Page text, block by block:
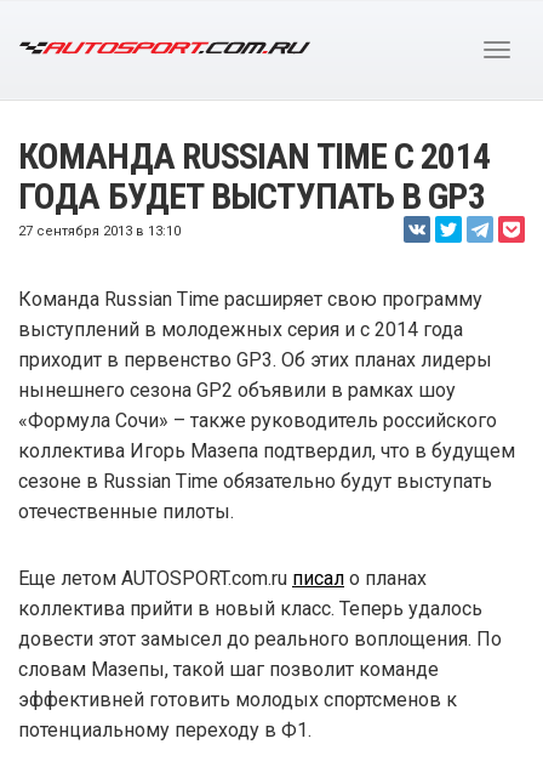
КОМАНДА RUSSIAN TIME С 2014
ГОДА БУДЕТ ВЫСТУПАТЬ В GP3
27 сентября 2013 в 13:10
Команда Russian Time расширяет свою программу
выступлений в молодежных серия и с 2014 года
приходит в первенство GP3. Об этих планах лидеры
нынешнего сезона GP2 объявили в рамках шоу
«Формула Сочи» – также руководитель российского
коллектива Игорь Мазепа подтвердил, что в будущем
сезоне в Russian Time обязательно будут выступать
отечественные пилоты.
Еще летом AUTOSPORT.com.ru писал о планах
коллектива прийти в новый класс. Теперь удалось
довести этот замысел до реального воплощения. По
словам Мазепы, такой шаг позволит команде
эффективней готовить молодых спортсменов к
потенциальному переходу в Ф1.